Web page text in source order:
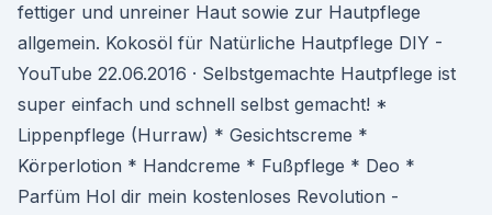
fettiger und unreiner Haut sowie zur Hautpflege
allgemein. Kokosöl für Natürliche Hautpflege DIY -
YouTube 22.06.2016 · Selbstgemachte Hautpflege ist
super einfach und schnell selbst gemacht! *
Lippenpflege (Hurraw) * Gesichtscreme *
Körperlotion * Handcreme * Fußpflege * Deo *
Parfüm Hol dir mein kostenloses Revolution -